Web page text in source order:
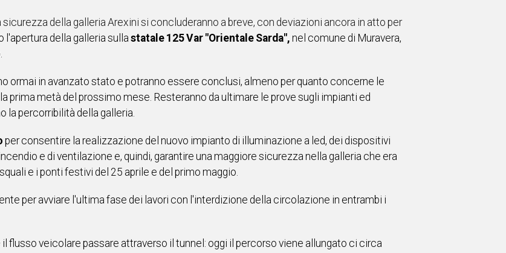
sicurezza della galleria Arexini si concluderanno a breve, con deviazioni ancora in atto per
l'apertura della galleria sullastatale 125 Var "Orientale Sarda", nel comune di Muravera,
ormai in avanzato stato e potranno essere conclusi, almeno per quanto concerne le
prima metà del prossimo mese. Resteranno da ultimare le prove sugli impianti ed
la percorribilità della galleria.
per consentire la realizzazione del nuovo impianto di illuminazione a led, dei dispositivi
e di ventilazione e, quindi, garantire una maggiore sicurezza nella galleria che era
e i ponti festivi del 25 aprile e del primo maggio.
per avviare l'ultima fase dei lavori con l'interdizione della circolazione in entrambi i
flusso veicolare passare attraverso il tunnel: oggi il percorso viene allungato ci circa